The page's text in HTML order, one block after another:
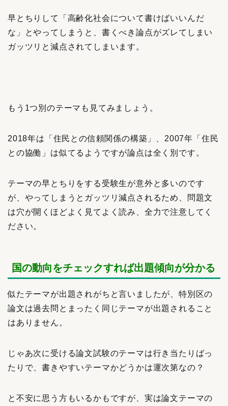
早とちりして「高齢化社会について書けばいいんだ
な」とやってしまうと、書くべき論点がズレてしまい
ガッツリと減点されてしまいます。
もう1つ別のテーマも見てみましょう。
2018年は「住民との信頼関係の構築」、2007年「住民
との協働」は似てるようですが論点は全く別です。
テーマの早とちりをする受験生が意外と多いのです
が、やってしまうとガッツリ減点されるため、問題文
は穴が開くほどよく見てよく読み、全力で注意してく
ださい。
国の動向をチェックすれば出題傾向が分かる
似たテーマが出題されがちと言いましたが、特別区の
論文は過去問とまったく同じテーマが出題されること
はありません。
じゃあ次に受ける論文試験のテーマは行き当たりばっ
たりで、書きやすいテーマかどうかは運次第なの？
と不安に思う方もいるかもですが、実は論文テーマの